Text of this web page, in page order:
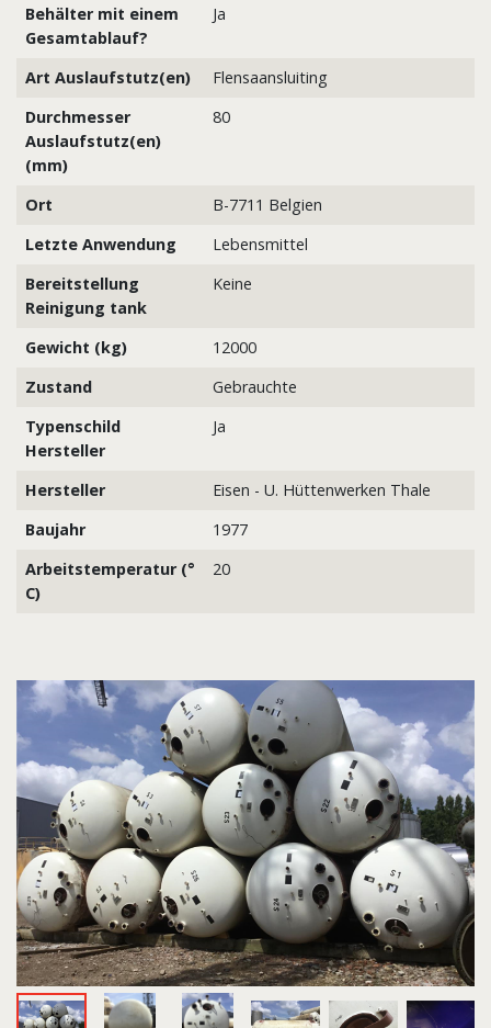
Behälter mit einem
Gesamtablauf?
Ja
Art Auslaufstutz(en)
Flensaansluiting
Durchmesser
Auslaufstutz(en)
(mm)
80
Ort
B-7711 Belgien
Letzte Anwendung
Lebensmittel
Bereitstellung
Reinigung tank
Keine
Gewicht (kg)
12000
Zustand
Gebrauchte
Typenschild
Hersteller
Ja
Hersteller
Eisen - U. Hüttenwerken Thale
Baujahr
1977
Arbeitstemperatur (°
C)
20